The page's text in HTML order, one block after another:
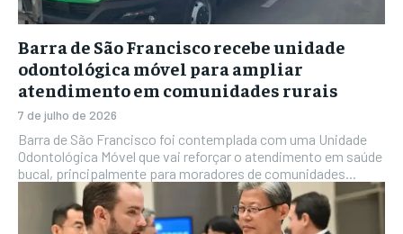
Barra de São Francisco recebe unidade
odontológica móvel para ampliar
atendimento em comunidades rurais
7 de julho de 2026
Barra de São Francisco foi contemplada com uma Unidade
Odontológica Móvel que vai reforçar o atendimento em saúde
bucal, principalmente para moradores de comunidades...